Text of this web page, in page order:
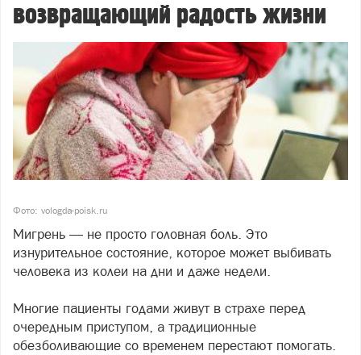
возвращающий радость жизни
Фото: vologda-poisk.ru
Мигрень — не просто головная боль. Это
изнурительное состояние, которое может выбивать
человека из колеи на дни и даже недели.
Многие пациенты годами живут в страхе перед
очередным приступом, а традиционные
обезболивающие со временем перестают помогать.